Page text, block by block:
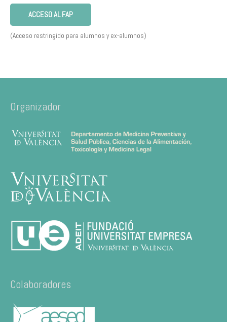
ACCESO AL FAP
(Acceso restringido para alumnos y ex-alumnos)
Organizador
Colaboradores